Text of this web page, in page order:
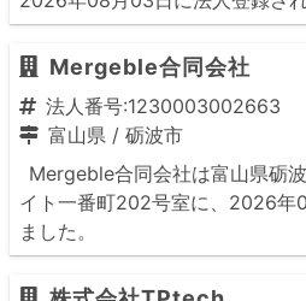
Mergeble合同会社
法人番号:1230003002663
富山県 / 砺波市
Mergeble合同会社は富山県砺
イト一番町202号室に、2026年
ました。